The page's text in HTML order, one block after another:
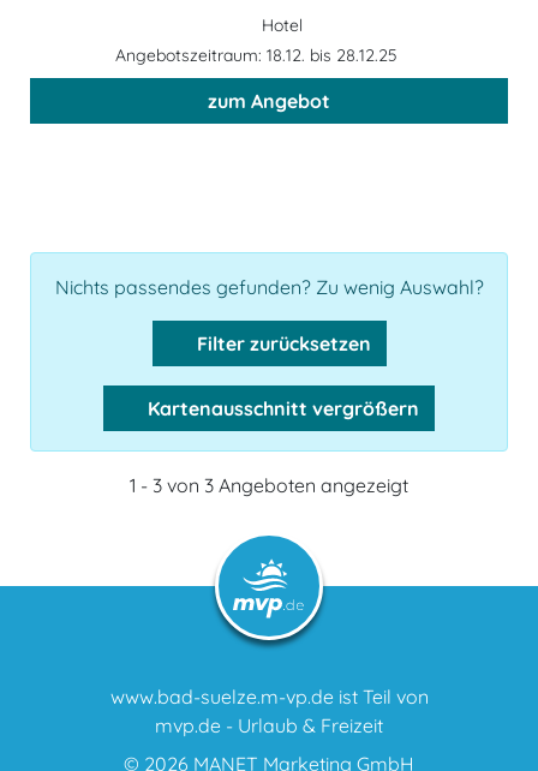
Hotel
Angebotszeitraum: 18.12. bis 28.12.25
zum Angebot
Nichts passendes gefunden? Zu wenig Auswahl?
Filter zurücksetzen
Kartenausschnitt vergrößern
1 - 3 von 3 Angeboten angezeigt
www.bad-suelze.m-vp.de ist Teil von
mvp.de - Urlaub & Freizeit
© 2026 MANET Marketing GmbH